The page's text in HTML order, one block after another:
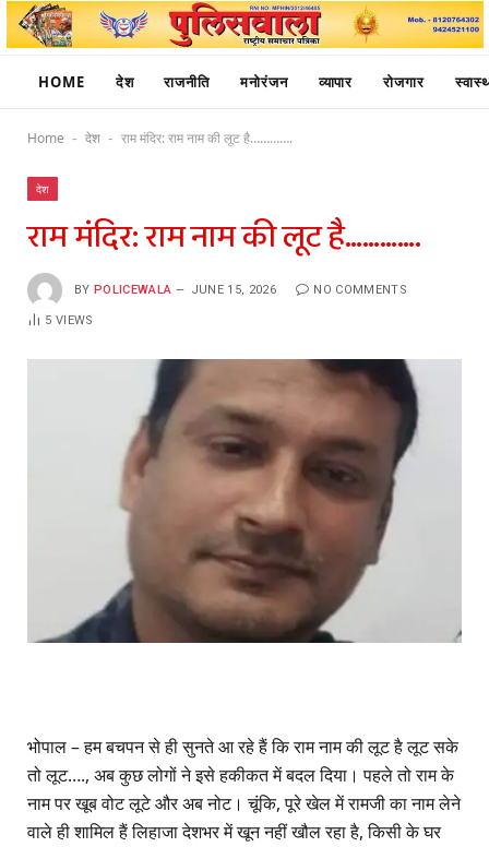
HOME देश राजनीति मनोरंजन व्यापार रोजगार
Home - देश - राम मंदिर: राम नाम की लूट है………….
देश
राम मंदिर: राम नाम की लूट है………….
BY POLICEWALA JUNE 15, 2026 NO COMMENTS
5VIEWS
भोपाल – हम बचपन से ही सुनते आ रहे हैं कि राम नाम की लूट है लूट सके
तो लूट…., अब कुछ लोगों ने इसे हकीकत में बदल दिया। पहले तो राम के
नाम पर खूब वोट लूटे और अब नोट। चूंकि, पूरे खेल में रामजी का नाम लेने
वाले ही शामिल हैं लिहाजा देशभर में खून नहीं खौल रहा है, किसी के घर